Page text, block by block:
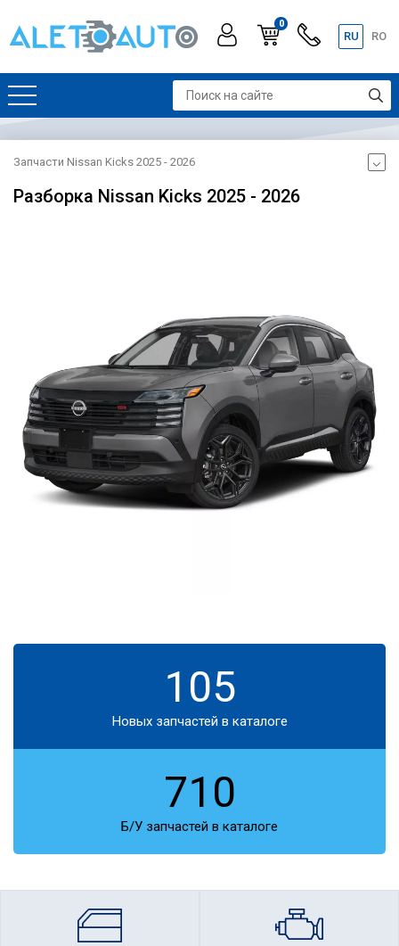
0
RU RO
Запчасти Nissan Kicks 2025 - 2026
Разборка Nissan Kicks 2025 - 2026
105
Новых запчастей в каталоге
710
Б/У запчастей в каталоге